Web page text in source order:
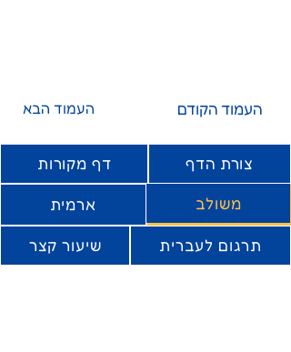
העמוד הבא העמוד הקודם
צורת הדף דף מקורות
משולב ארמית
תרגום לעברית שיעור קצר